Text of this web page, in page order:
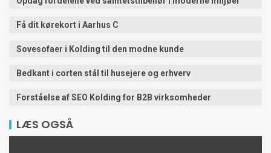
Få dit kørekort i Aarhus C
Sovesofaer i Kolding til den modne kunde
Bedkant i corten stål til husejere og erhverv
Forståelse af SEO Kolding for B2B virksomheder
LÆS OGSÅ